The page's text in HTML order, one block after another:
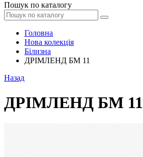
Пошук по каталогу
Головна
Нова колекція
Білизна
ДРІМЛЕНД БМ 11
Назад
ДРІМЛЕНД БМ 11